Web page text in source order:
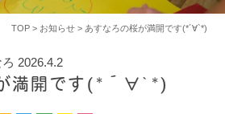
TOP> お知らせ> あすなろの桜が満開です(*´∀`*)
2026.4.2
満開です(*´∀`*)